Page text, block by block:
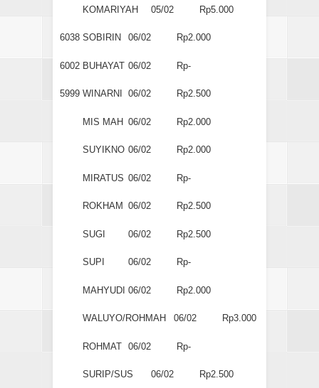
KOMARIYAH 05/02 Rp5.000
6038 SOBIRIN 06/02 Rp2.000
6002 BUHAYAT 06/02 Rp-
5999 WINARNI 06/02 Rp2.500
MIS MAH 06/02 Rp2.000
SUYIKNO 06/02 Rp2.000
MIRATUS 06/02 Rp-
ROKHAM 06/02 Rp2.500
SUGI 06/02 Rp2.500
SUPI 06/02 Rp-
MAHYUDI 06/02 Rp2.000
WALUYO/ROHMAH 06/02 Rp3.000
ROHMAT 06/02 Rp-
SURIP/SUS 06/02 Rp2.500